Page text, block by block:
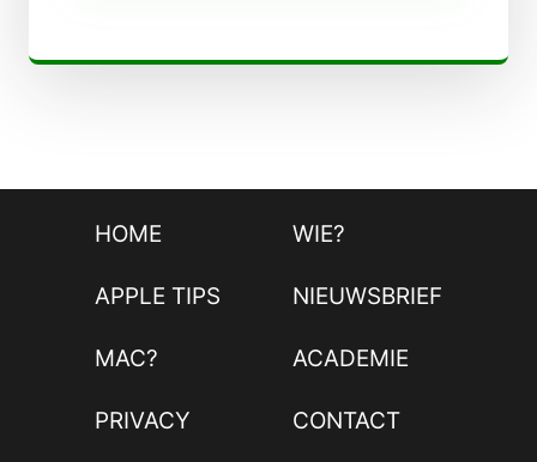
HOME WIE?
APPLE TIPS NIEUWSBRIEF
MAC? ACADEMIE
PRIVACY CONTACT